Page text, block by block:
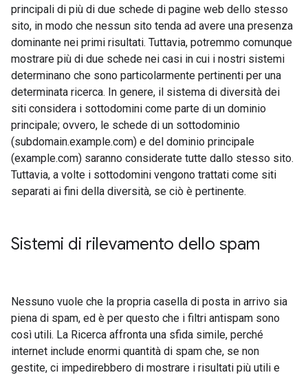
principali di più di due schede di pagine web dello stesso
sito, in modo che nessun sito tenda ad avere una presenza
dominante nei primi risultati. Tuttavia, potremmo comunque
mostrare più di due schede nei casi in cui i nostri sistemi
determinano che sono particolarmente pertinenti per una
determinata ricerca. In genere, il sistema di diversità dei
siti considera i sottodomini come parte di un dominio
principale; ovvero, le schede di un sottodominio
(subdomain.example.com) e del dominio principale
(example.com) saranno considerate tutte dallo stesso sito.
Tuttavia, a volte i sottodomini vengono trattati come siti
separati ai fini della diversità, se ciò è pertinente.
Sistemi di rilevamento dello spam
Nessuno vuole che la propria casella di posta in arrivo sia
piena di spam, ed è per questo che i filtri antispam sono
così utili. La Ricerca affronta una sfida simile, perché
internet include enormi quantità di spam che, se non
gestite, ci impedirebbero di mostrare i risultati più utili e